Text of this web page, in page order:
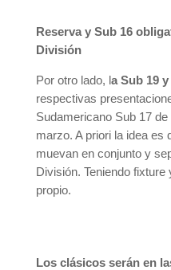
Reserva y Sub 16
División
Por otro lado, la Sub 19
respectivas
Sudamericano Sub 17
marzo. A priori la idea es
muevan en conjunto y
División. Teniendo
propio.
Los clásicos serán en